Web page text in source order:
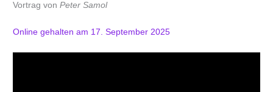
Vortrag vonPeter Samol
Online gehalten am 17. September 2025